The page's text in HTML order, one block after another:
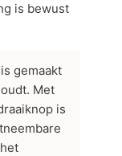
is bewust
gemaakt
Met
is